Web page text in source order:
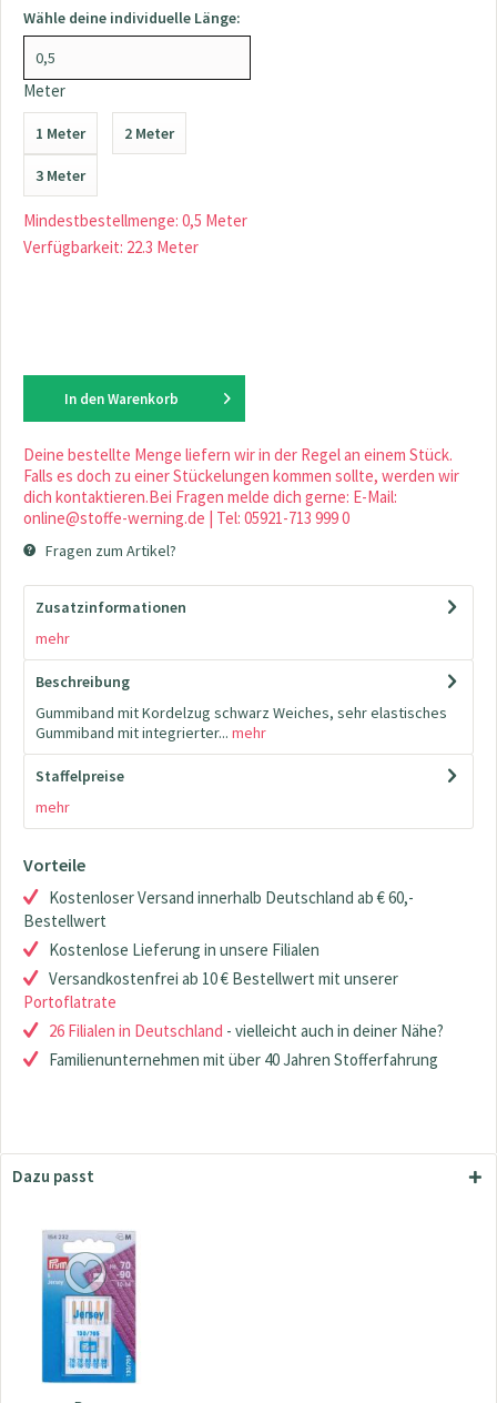
Wähle deine individuelle Länge:
Meter
1 Meter 2 Meter
3 Meter
Mindestbestellmenge: 0,5 Meter
Verfügbarkeit: 22.3 Meter
In den Warenkorb
Deine bestellte Menge liefern wir in der Regel an einem Stück.
Falls es doch zu einer Stückelungen kommen sollte, werden wir
dich kontaktieren.Bei Fragen melde dich gerne: E-Mail:
online@stoffe-werning.de | Tel: 05921-713 999 0
Fragen zum Artikel?
Zusatzinformationen
mehr
Beschreibung
Gummiband mit Kordelzug schwarz Weiches, sehr elastisches
Gummiband mit integrierter... mehr
Staffelpreise
mehr
Vorteile
Kostenloser Versand innerhalb Deutschland ab € 60,-
Bestellwert
Kostenlose Lieferung in unsere Filialen
Versandkostenfrei ab 10 € Bestellwert mit unserer
Portoflatrate
26 Filialen in Deutschland - vielleicht auch in deiner Nähe?
Familienunternehmen mit über 40 Jahren Stofferfahrung
Dazu passt